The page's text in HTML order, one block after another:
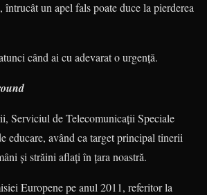
un apel fals poate duce la pierderea
când ai cu adevarat o urgenţă.
Serviciul de Telecomunicaţii Speciale
educare, având ca target principal tinerii
şi străini aflaţi în ţara noastră.
Euro­pene pe anul 2011, referitor la